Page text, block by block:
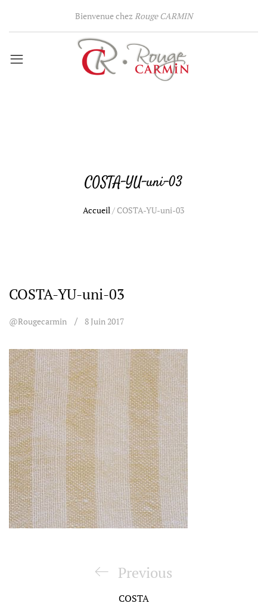
Bienvenue chez Rouge CARMIN
COSTA-YU-uni-03
Accueil/COSTA-YU-uni-03
COSTA-YU-uni-03
@rougecarmin 8 Juin 2017
Previous
Post
Previous
COSTA